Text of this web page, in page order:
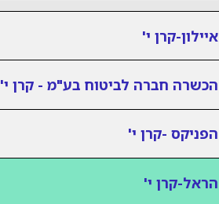
איילון-קרן י'
הכשרה חברה לביטוח בע"מ - קרן י'
הפניקס -קרן י'
הראל-קרן י'